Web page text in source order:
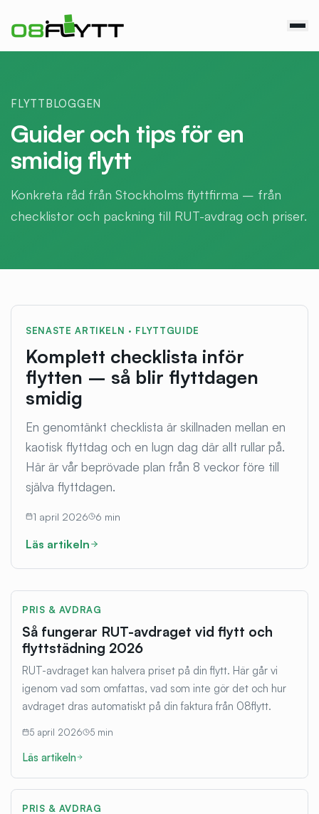
FLYTTBLOGGEN
Guider och tips för en
smidig flytt
Konkreta råd från Stockholms flyttfirma – från
checklistor och packning till RUT-avdrag och priser.
SENASTE ARTIKELN · FLYTTGUIDE
Komplett checklista inför
flytten – så blir flyttdagen
smidig
En genomtänkt checklista är skillnaden mellan en
kaotisk flyttdag och en lugn dag där allt rullar på.
Här är vår beprövade plan från 8 veckor före till
själva flyttdagen.
1 april 2026 6 min
Läs artikeln
PRIS & AVDRAG
Så fungerar RUT-avdraget vid flytt och
flyttstädning 2026
RUT-avdraget kan halvera priset på din flytt. Här går vi
igenom vad som omfattas, vad som inte gör det och hur
avdraget dras automatiskt på din faktura från 08flytt.
5 april 2026 5 min
Läs artikeln
PRIS & AVDRAG